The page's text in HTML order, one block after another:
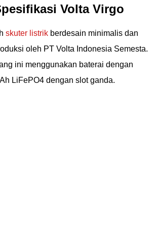
Volta Virgo
skuter listrik berdesain minimalis dan
oleh PT Volta Indonesia Semesta.
ini menggunakan baterai dengan
LiFePO4 dengan slot ganda.